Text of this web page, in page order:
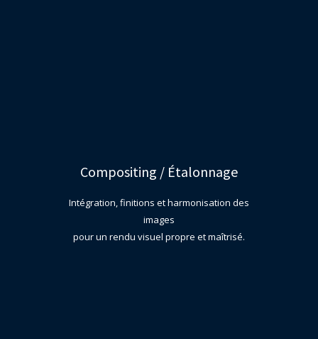
Compositing / Étalonnage
Intégration, finitions et harmonisation des
images
pour un rendu visuel propre et maîtrisé.